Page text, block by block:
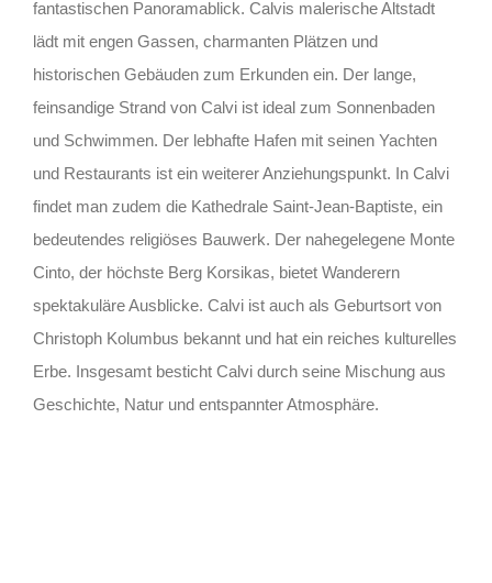
fantastischen Panoramablick. Calvis malerische Altstadt
lädt mit engen Gassen, charmanten Plätzen und
historischen Gebäuden zum Erkunden ein. Der lange,
feinsandige Strand von Calvi ist ideal zum Sonnenbaden
und Schwimmen. Der lebhafte Hafen mit seinen Yachten
und Restaurants ist ein weiterer Anziehungspunkt. In Calvi
findet man zudem die Kathedrale Saint-Jean-Baptiste, ein
bedeutendes religiöses Bauwerk. Der nahegelegene Monte
Cinto, der höchste Berg Korsikas, bietet Wanderern
spektakuläre Ausblicke. Calvi ist auch als Geburtsort von
Christoph Kolumbus bekannt und hat ein reiches kulturelles
Erbe. Insgesamt besticht Calvi durch seine Mischung aus
Geschichte, Natur und entspannter Atmosphäre.